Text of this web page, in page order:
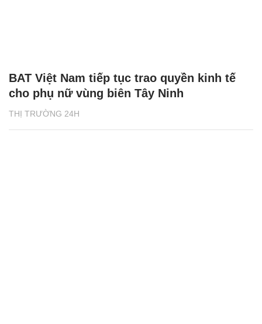
THỊ TRƯỜNG 24H
BAT Việt Nam tiếp tục trao quyền kinh tế
cho phụ nữ vùng biên Tây Ninh